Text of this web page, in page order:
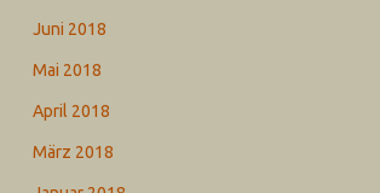
Juni 2018
Mai 2018
April 2018
März 2018